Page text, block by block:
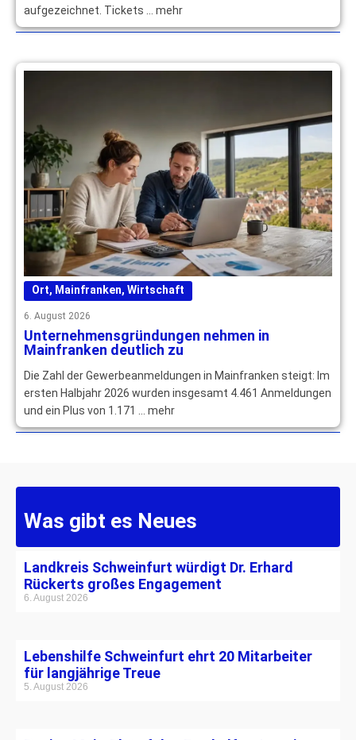
aufgezeichnet. Tickets … mehr
Ort, Mainfranken, Wirtschaft
6. August 2026
Unternehmensgründungen nehmen in
Mainfranken deutlich zu
Die Zahl der Gewerbeanmeldungen in Mainfranken steigt: Im
ersten Halbjahr 2026 wurden insgesamt 4.461 Anmeldungen
und ein Plus von 1.171 … mehr
Was gibt es Neues
Landkreis Schweinfurt würdigt Dr. Erhard
Rückerts großes Engagement
6. August 2026
Lebenshilfe Schweinfurt ehrt 20 Mitarbeiter
für langjährige Treue
5. August 2026